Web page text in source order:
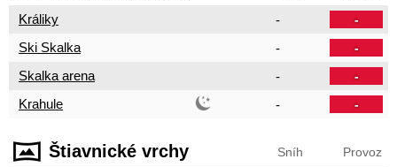
Králiky - -
Ski Skalka - -
Skalka arena - -
Krahule - -
Štiavnické vrchy Sníh Provoz